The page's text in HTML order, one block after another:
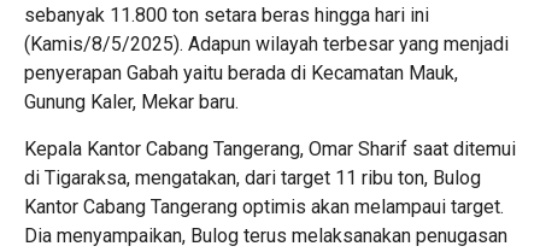
sebanyak 11.800 ton setara beras hingga hari ini
(Kamis/8/5/2025). Adapun wilayah terbesar yang menjadi
penyerapan Gabah yaitu berada di Kecamatan Mauk,
Gunung Kaler, Mekar baru.
Kepala Kantor Cabang Tangerang, Omar Sharif saat ditemui
di Tigaraksa, mengatakan, dari target 11 ribu ton, Bulog
Kantor Cabang Tangerang optimis akan melampaui target.
Dia menyampaikan, Bulog terus melaksanakan penugasan